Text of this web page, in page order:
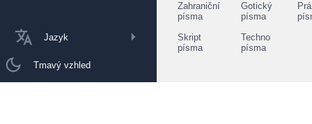
Jazyk
Tmavý vzhled
Zahraniční
písma
Gotický
písma
Skript
písma
Techno
písma